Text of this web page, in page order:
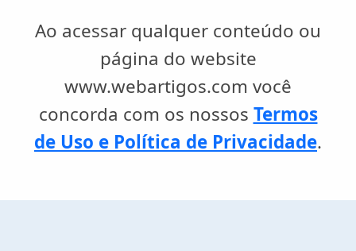
Ao acessar qualquer conteúdo ou
página do website
www.webartigos.com você
concorda com os nossos Termos
de Uso e Política de Privacidade.